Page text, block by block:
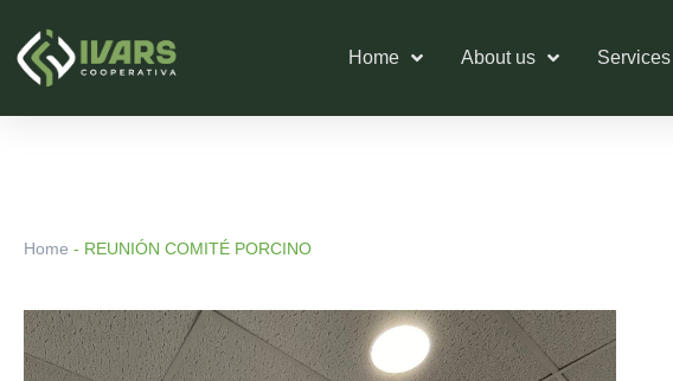
content
Home About us Services
Home - REUNIÓN COMITÉ PORCINO